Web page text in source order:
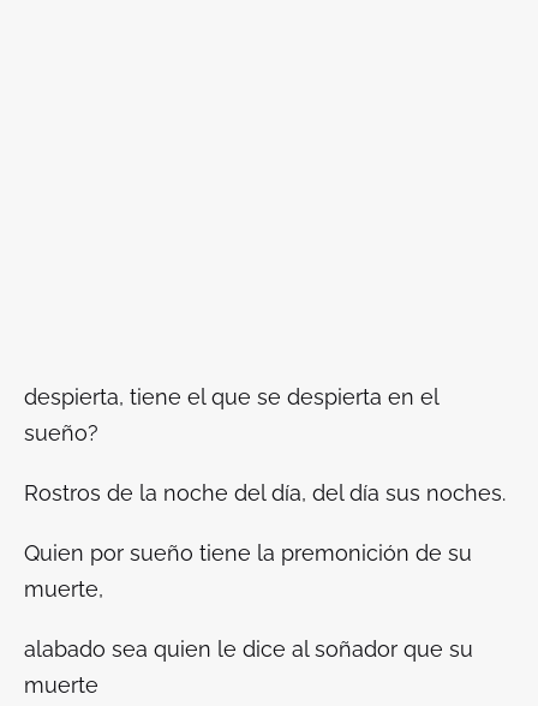
despierta, tiene el que se despierta en el
sueño?
Rostros de la noche del día, del día sus noches.
Quien por sueño tiene la premonición de su
muerte,
alabado sea quien le dice al soñador que su
muerte